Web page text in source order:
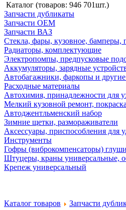
Каталог (товаров: 946 701шт.)
Запчасти дубликаты
Запчасти ОЕМ
Запчасти ВАЗ
Стекла, фары, кузовное, бамперы,
Радиаторы, комплектующие
Электропомпы, предпусковые
Аккумуляторы, зарядные
Автобагажники, фаркопы и другие
Расходные материалы
Автохимия, принадлежности для
Мелкий кузовной ремонт,
Автоджентльменский набор
Зимние щетки, размораживатели
Аксессуары, приспособления для
Инструменты
Гофры (виброкомпенсаторы)
Штуцеры, краны универсальные,
Крепеж универсальный
Каталог товаров Запчасти